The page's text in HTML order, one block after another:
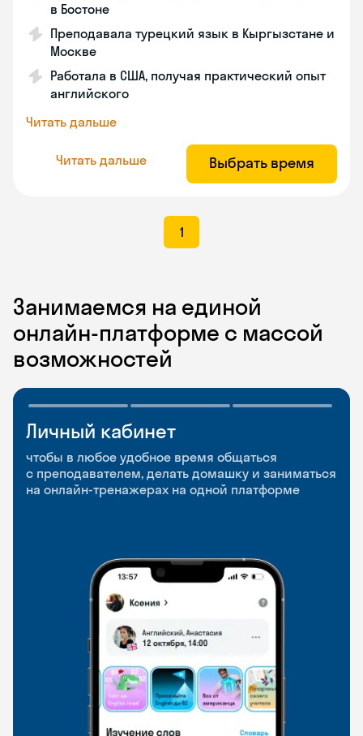
в Бостоне
Преподавала турецкий язык в Кыргызстане и
Москве
Работала в США, получая практический опыт
английского
Читать дальше
Читать дальше Выбрать время
1
Занимаемся на единой
онлайн-платформе с массой
возможностей
Личный кабинет
чтобы в любое удобное время общаться
с преподавателем, делать домашку и заниматься
на онлайн-тренажерах на одной платформе
Мобильное
приложение
чтобы заниматься и изучать новые слова где
и когда удобно
Разговорные клубы
и Talks
Групповые занятия для разговорной практики
и индивидуальные встречи с преподавателями